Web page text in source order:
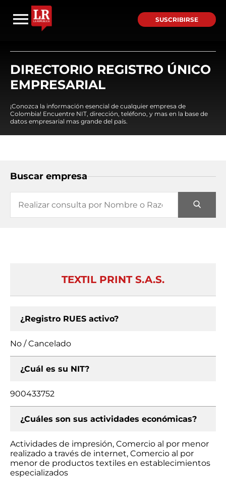
SUSCRIBIRSE
DIRECTORIO REGISTRO ÚNICO
EMPRESARIAL
¡Conozca la información esencial de cualquier empresa de
Colombia! Encuentre NIT, dirección, teléfono, y mas en la base de
datos empresarial mas grande del país.
Buscar empresa
TEXTIL PRINT S.A.S.
¿Registro RUES activo?
No / Cancelado
¿Cuál es su NIT?
900433752
¿Cuáles son sus actividades económicas?
Actividades de impresión, Comercio al por menor
realizado a través de internet, Comercio al por
menor de productos textiles en establecimientos
especializados